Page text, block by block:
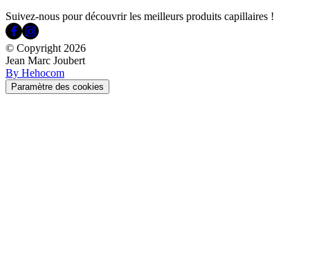
Suivez-nous pour découvrir les meilleurs produits capillaires !
© Copyright2026
Jean Marc Joubert
By Hehocom
Paramètre des cookies